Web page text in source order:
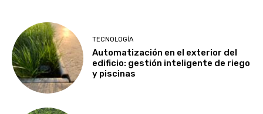
TECNOLOGÍA
Automatización en el exterior del
edificio: gestión inteligente de riego
y piscinas